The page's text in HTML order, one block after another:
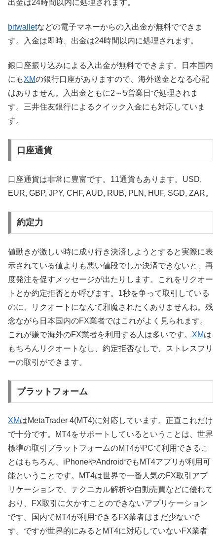
出金は24時間以内に処理されます。
bitwalletなどの電子マネーからの入出金が無料でできま
す。入金は即時、出金は24時間以内に処理されます。
銀口座振り込みによる入出金が無料でできます。日本国内
にもXMの銀行口座がありますので、海外送金となる心配
はありません。入出金ともに2～5営業日で処理されま
す。三井住友銀行によるクイック入金にも対応していま
す。
口座通貨
口座通貨は非常に豊富です。11通貨もあります。USD,
EUR, GBP, JPY, CHF, AUD, RUB, PLN, HUF, SGD, ZAR。
約定力
値動きが激しい時に成り行き決済しようとすると実際に表
示されている値よりも悪い値段でしか決済できないと、再
度発注を促すメッセージが出たりします。これをリクオー
トとか約定拒否とか呼びます。1秒を争って取引している
のに、リクオートになんて邪魔されたくありませんね。残
念ながら日本国内のFX業者ではこれがよく見られます。
これが嫌で海外のFX業者を利用する人は多いです。 XMは
もちろんリクオートなし、約定拒否なしで、ストレスフリ
ーの取引ができます。
プラットフォーム
XMはMetaTrader 4(MT4)に対応しています。正直これだけ
で十分です。MT4をサポートしているということは、世界
標準の取引プラットフォームのMT4がPCで利用できるこ
とはもちろん、iPhoneやAndroidでもMT4アプリが利用可
能ということです。MT4は世界で一番人気のFX取引アプ
リケーションで、テクニカル解析や自動売買などに優れて
おり、FX取引に欠かすことのできないアプリケーション
です。国内でMT4が利用できるFX業者はまだ少ないで
す。ですが世界的にみるとMT4に対応していないFX業者